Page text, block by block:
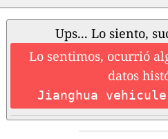
Ups... Lo siento,
Lo sentimos, ocurrió
datos
Jianghua